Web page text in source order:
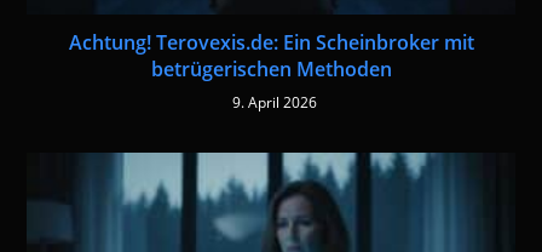
Achtung! Terovexis.de: Ein Scheinbroker mit
betrügerischen Methoden
9. April 2026